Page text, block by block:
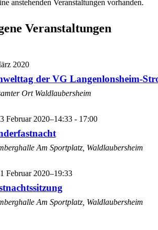
anstehenden Veranstaltungen vorhanden.
Veranstaltungen
2020
der VG Langenlonsheim-
Ort Waldlaubersheim
Februar 2020–14:33- 17:00
Am Sportplatz, Waldlaubersheim
Februar 2020–19:33
Am Sportplatz, Waldlaubersheim